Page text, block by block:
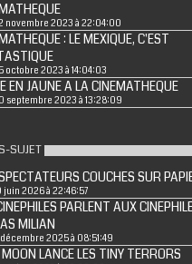
novembre 2023 à 22:04:00
: LE MEXIQUE, C'EST
octobre 2023 à 14:04:03
EN JAUNE A LA CINEMATHEQUE
septembre 2023 à 13:28:09
SUJET
COUCHES SUR
juin 2026 à 22:46:57
PARLENT AUX
MILIAN
2025 à 08:51:49
LANCE LES TINY TERRORS